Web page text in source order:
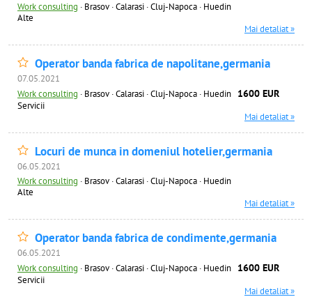
Work consulting · Brasov · Calarasi · Cluj-Napoca · Huedin
Alte
Mai detaliat »
Operator banda fabrica de napolitane,germania
07.05.2021
Work consulting · Brasov · Calarasi · Cluj-Napoca · Huedin 1600 EUR
Servicii
Mai detaliat »
Locuri de munca in domeniul hotelier,germania
06.05.2021
Work consulting · Brasov · Calarasi · Cluj-Napoca · Huedin
Alte
Mai detaliat »
Operator banda fabrica de condimente,germania
06.05.2021
Work consulting · Brasov · Calarasi · Cluj-Napoca · Huedin 1600 EUR
Servicii
Mai detaliat »